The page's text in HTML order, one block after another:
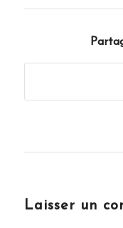
Laisser un